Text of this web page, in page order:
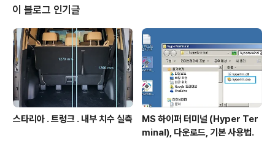
ntents 에 위지윅 편집기 제공안됨. 추가 가능한 탭의 수량
: 1개 만 가능. 2. WooCommerce Custom Tabs http
s://wordpress.org/plugins/woocommerce-cust
om-tabs/ 탭페이지의 content..
이 블로그 인기글
스타리아 . 트렁크 . 내부 치수 실측
MS 하이퍼 터미널 (Hyper Ter
minal), 다운로드, 기본 사용법.